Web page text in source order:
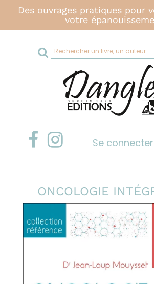
Des ouvrages pratiques pour
votre
Rechercher
sur
site
Se connecter
ONCOLOGIE